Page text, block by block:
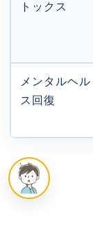
トックス
メンタルヘル
ス回復